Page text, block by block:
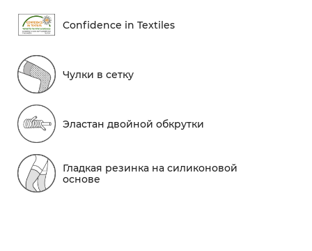
Conf​idence in Textiles
Чулки в сетку
Эластан двойной обкрутки
Гладкая резинка на силиконовой
основе